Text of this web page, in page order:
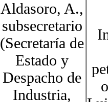
Aldasoro, A.,
subsecretario
(Secretaría de
Estado y
Despacho de
Industria,